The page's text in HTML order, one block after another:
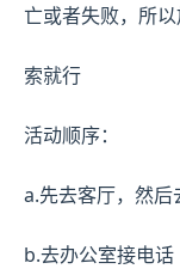
亡或者失败，所
索就行
活动顺序：
a.先去客厅，然后
b.去办公室接电话